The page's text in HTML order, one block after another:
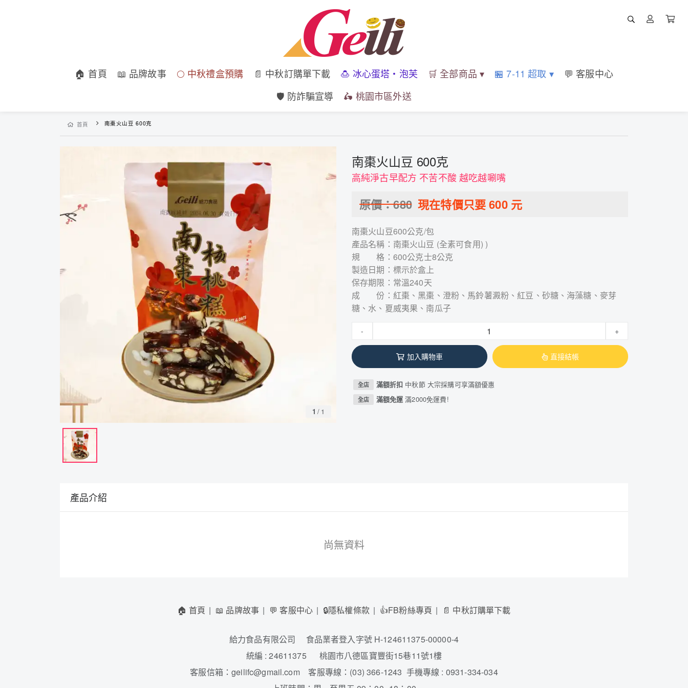
🏠 首頁 📖 品牌故事 🌕 中秋禮盒預購 📄 中秋訂購單下載 🍮 冰心蛋塔・泡芙 🛒 全部商品 ▾ 🏪 7-11 超取 ▾
💬 客服中心
🛡️ 防詐騙宣導
🛵 桃園市區外送
首頁 南棗火山豆 600克
1 / 1
南棗火山豆 600克
高純淨古早配方 不苦不酸 越吃越唰嘴
原價：680 現在特價只要600元
南棗火山豆600公克/包
產品名稱：南棗火山豆 (全素可食用) )
規 格：600公克士8公克
製造日期：標示於盒上
保存期限：常溫240天
成 份：紅棗、黑棗、澄粉、馬鈴薯澱粉、紅豆、砂糖、海藻糖、麥芽
糖、水、夏威夷果、南瓜子
- +
加入購物車 直接結帳
全店 滿額折扣 中秋節 大宗採購可享滿額優惠
全店 滿額免運滿2000免運費!
產品介紹
尚無資料
🏠 首頁 📖 品牌故事 💬 客服中心 🔒隱私權條款 👍FB粉絲專頁 📄 中秋訂購單下載
給力食品有限公司 食品業者登入字號 H-124611375-00000-4
統編 : 24611375 桃園市八德區寶豐街15巷11號1樓
客服信箱：geilifc@gmail.com 客服專線：(03) 366-1243 手機專線 : 0931-334-034